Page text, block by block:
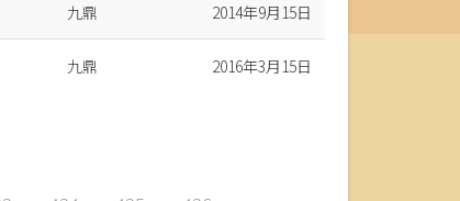
九鼎 2014年9月15日
九鼎 2016年3月15日